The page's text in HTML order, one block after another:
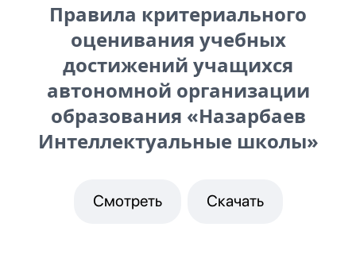
Правила критериального
оценивания учебных
достижений учащихся
автономной организации
образования «Назарбаев
Интеллектуальные школы»
Смотреть Скачать